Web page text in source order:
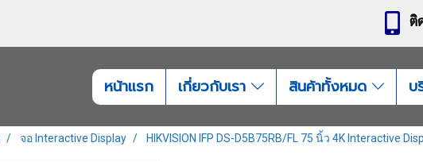
ติ
หน้าแรก เกี่ยวกับเรา สินค้าทั้งหมด บ
จอ Interactive Display HIKVISION IFP DS-D5B75RB/FL 75 นิ้ว 4K Interactive